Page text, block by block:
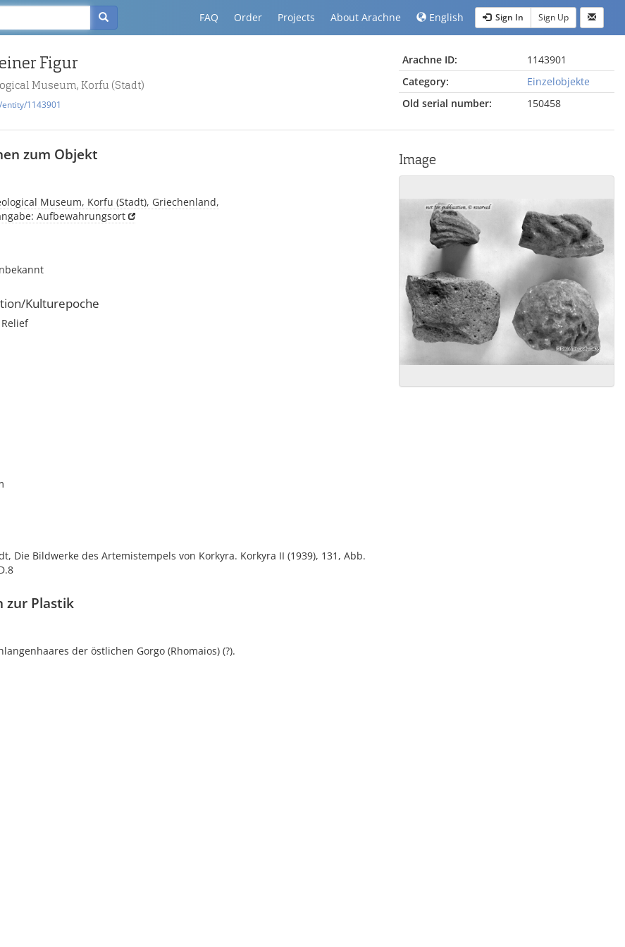
FAQ Order Projects About Arachne English Sign In Sign Up
Figur
Museum, Korfu (Stadt)
1143901
Arachne ID:
1143901
Category:
Einzelobjekte
Old serial number:
150458
zum Objekt
Museum, Korfu (Stadt), Griechenland,
Aufbewahrungsort
Kulturepoche
Die Bildwerke des Artemistempels von Korkyra. Korkyra II (1939), 131, Abb.
zur Plastik
der östlichen Gorgo (Rhomaios) (?).
Image